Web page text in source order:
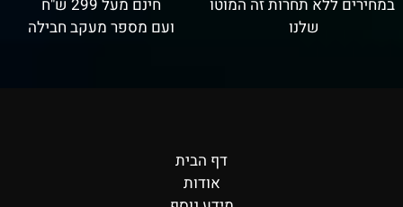
במחירים ללא תחרות זה המוטו
שלנו
חינם מעל 299 ש"ח
ועם מספר מעקב חבילה
דף הבית
אודות